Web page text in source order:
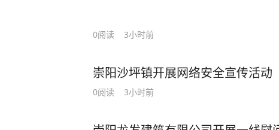
0阅读 3小时前
崇阳沙坪镇开展网络安全宣传活动
0阅读 3小时前